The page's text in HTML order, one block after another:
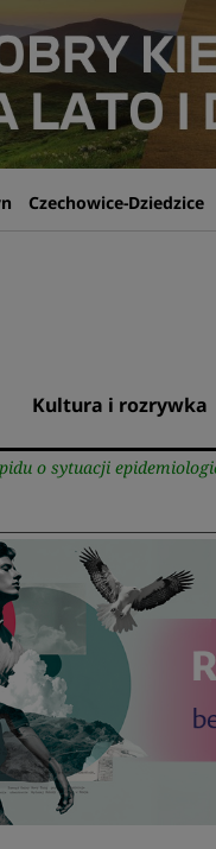
Czechowice-Dziedzice
Kultura i rozrywka
o sytuacji